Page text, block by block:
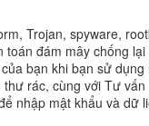
Trojan, spyware,
đám mây chống
bạn khi bạn sử
rác, cùng với Tư
nhập mật khẩu và